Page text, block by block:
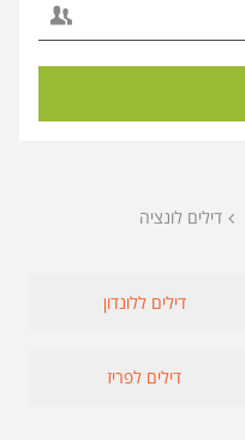
דילים לונציה
דילים ללונדון
דילים לפריז